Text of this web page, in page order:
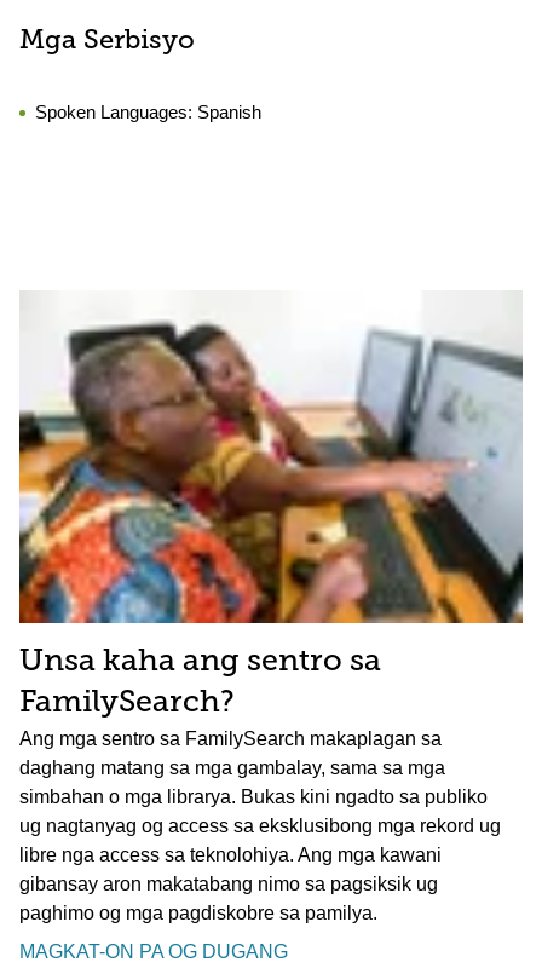
Mga Serbisyo
Spoken Languages: Spanish
Unsa kaha ang sentro sa
FamilySearch?
Ang mga sentro sa FamilySearch makaplagan sa
daghang matang sa mga gambalay, sama sa mga
simbahan o mga librarya. Bukas kini ngadto sa publiko
ug nagtanyag og access sa eksklusibong mga rekord ug
libre nga access sa teknolohiya. Ang mga kawani
gibansay aron makatabang nimo sa pagsiksik ug
paghimo og mga pagdiskobre sa pamilya.
MAGKAT-ON PA OG DUGANG